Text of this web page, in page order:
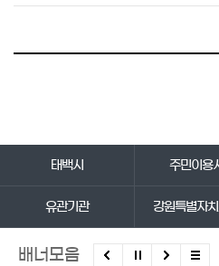
태백시 주민이용
유관기관 강원특별자
배너모음